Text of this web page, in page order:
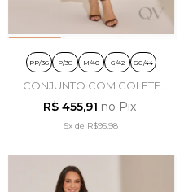
PP/36 P/38 M/40 G/42 GG/44
CONJUNTO COM COLETE
EM ALFAIATARIA TOSCANA
BEGE - TATA MARTELLO
R$ 455,91 no Pix
5x de R$95,98